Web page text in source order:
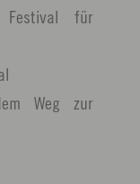
Festival für
Weg zur